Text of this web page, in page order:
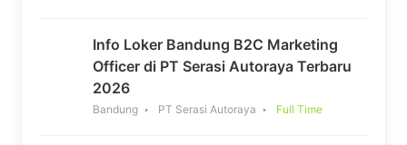
Info Loker Bandung B2C Marketing
Officer di PT Serasi Autoraya Terbaru
2026
Bandung PT Serasi Autoraya Full Time